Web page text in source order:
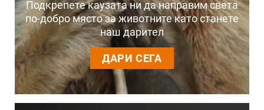
Подкрепете каузата ни да направим света
по-добро място за животните като станете
наш дарител
ДАРИ СЕГА